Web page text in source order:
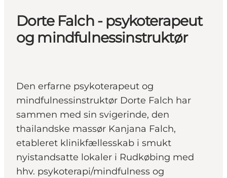
Dorte Falch - psykoterapeut
og mindfulnessinstruktør
Den erfarne psykoterapeut og
mindfulnessinstruktør Dorte Falch har
sammen med sin svigerinde, den
thailandske massør Kanjana Falch,
etableret klinikfællesskab i smukt
nyistandsatte lokaler i Rudkøbing med
hhv. psykoterapi/mindfulness og